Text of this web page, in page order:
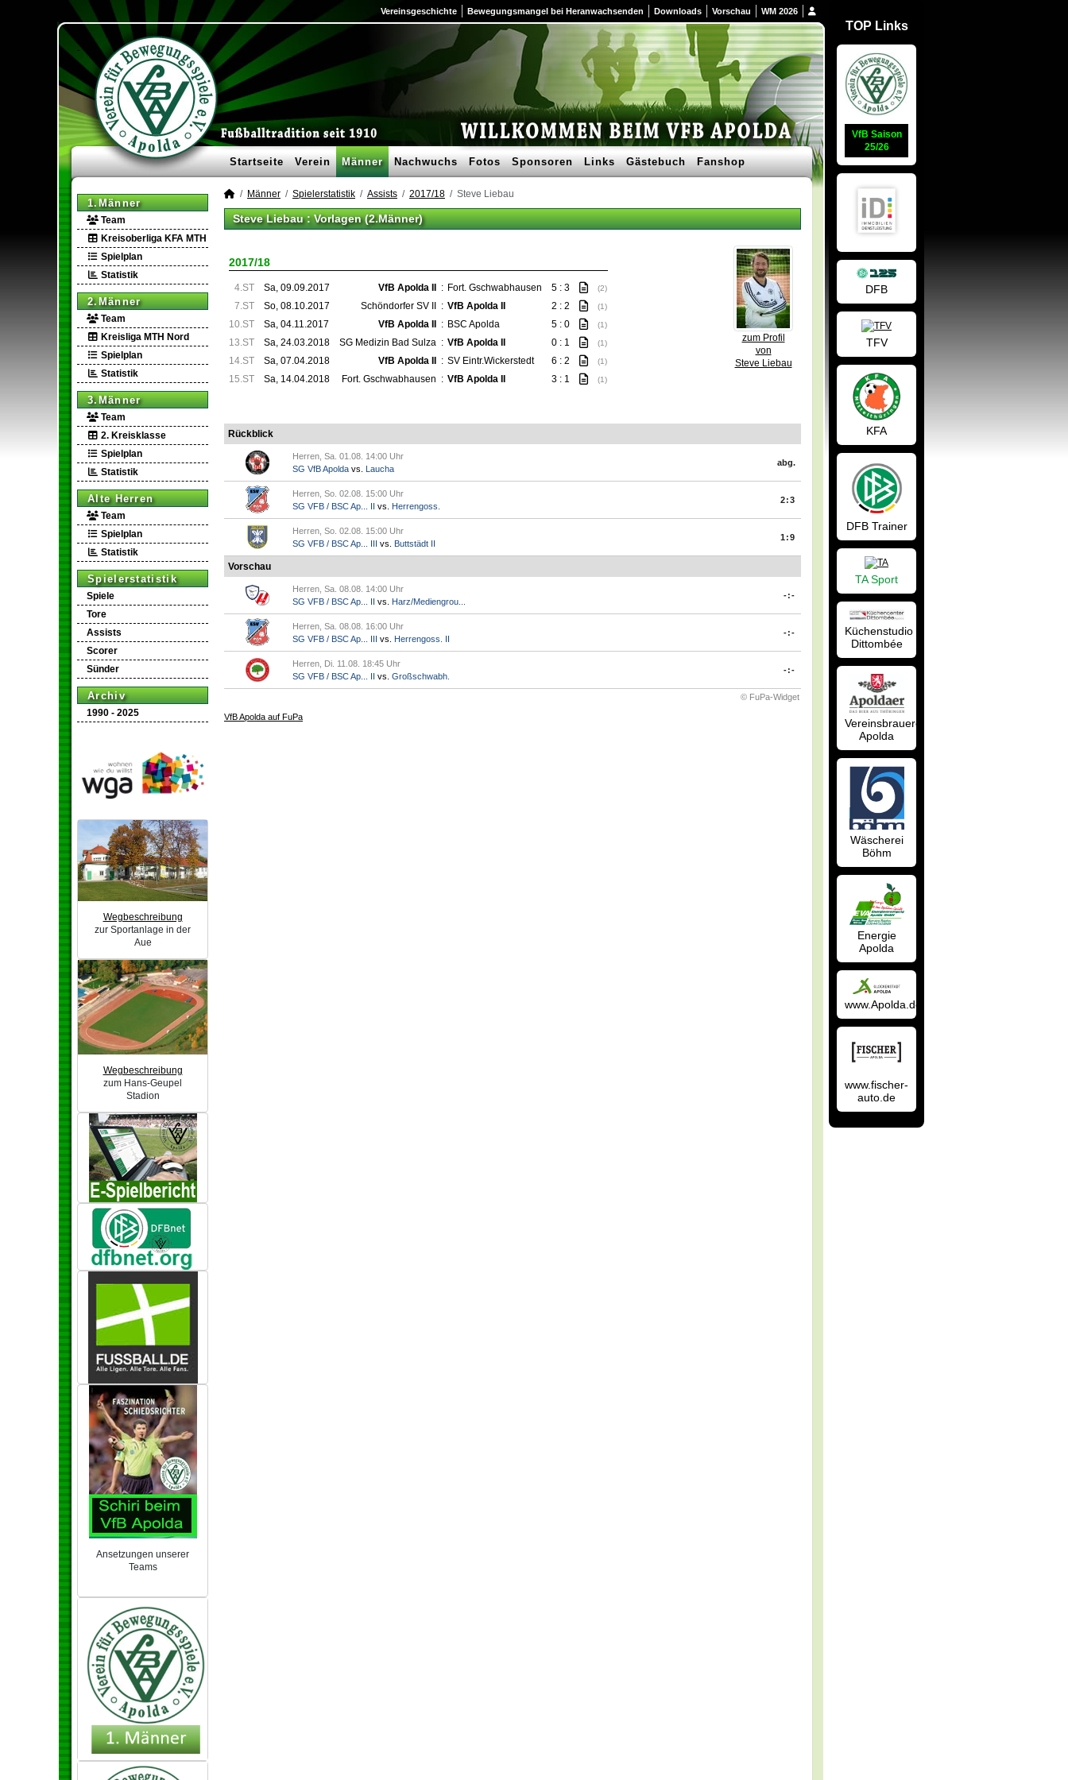
Vereinsgeschichte Bewegungsmangel bei Heranwachsenden Downloads Vorschau WM 2026
Startseite Verein Männer Nachwuchs Fotos Sponsoren Links Gästebuch Fanshop
1.Männer
Team
Kreisoberliga KFA MTH
Spielplan
Statistik
2.Männer
Team
Kreisliga MTH Nord
Spielplan
Statistik
3.Männer
Team
2. Kreisklasse
Spielplan
Statistik
Alte Herren
Team
Spielplan
Statistik
Spielerstatistik
Spiele
Tore
Assists
Scorer
Sünder
Archiv
1990 - 2025
Wegbeschreibung
zur Sportanlage in der
Aue
Wegbeschreibung
zum Hans-Geupel
Stadion
Ansetzungen unserer
Teams
Männer Spielerstatistik Assists 2017/18 Steve Liebau
Steve Liebau : Vorlagen (2.Männer)
zum Profil
von
Steve Liebau
2017/18
4.ST Sa, 09.09.2017 VfB Apolda II : Fort. Gschwabhausen 5 : 3 (2)
7.ST So, 08.10.2017 Schöndorfer SV II : VfB Apolda II 2 : 2 (1)
10.ST Sa, 04.11.2017 VfB Apolda II : BSC Apolda 5 : 0 (1)
13.ST Sa, 24.03.2018 SG Medizin Bad Sulza : VfB Apolda II 0 : 1 (1)
14.ST Sa, 07.04.2018 VfB Apolda II : SV Eintr.Wickerstedt 6 : 2 (1)
15.ST Sa, 14.04.2018 Fort. Gschwabhausen : VfB Apolda II 3 : 1 (1)
Rückblick
Herren, Sa. 01.08. 14:00 Uhr
SG VfB Apolda vs. Laucha
abg.
Herren, So. 02.08. 15:00 Uhr
SG VFB / BSC Ap... II vs. Herrengoss.
2:3
Herren, So. 02.08. 15:00 Uhr
SG VFB / BSC Ap... III vs. Buttstädt II
1:9
Vorschau
Herren, Sa. 08.08. 14:00 Uhr
SG VFB / BSC Ap... II vs. Harz/Mediengrou...
-:-
Herren, Sa. 08.08. 16:00 Uhr
SG VFB / BSC Ap... III vs. Herrengoss. II
-:-
Herren, Di. 11.08. 18:45 Uhr
SG VFB / BSC Ap... II vs. Großschwabh.
-:-
© FuPa-Widget
VfB Apolda auf FuPa
TOP Links
VfB Saison
25/26
DFB
TFV
KFA
DFB Trainer
TA Sport
Küchenstudio
Dittombée
Vereinsbrauerei
Apolda
Wäscherei
Böhm
Energie
Apolda
www.Apolda.de
www.fischer-
auto.de